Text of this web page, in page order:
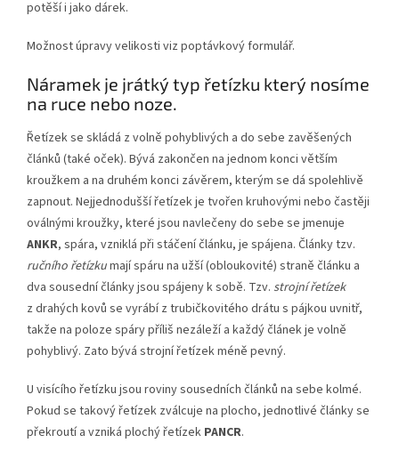
potěší i jako dárek.
Možnost úpravy velikosti viz poptávkový formulář.
Náramek je jrátký typ řetízku který nosíme
na ruce nebo noze.
Řetízek se skládá z volně pohyblivých a do sebe zavěšených
článků (také oček). Bývá zakončen na jednom konci větším
kroužkem a na druhém konci závěrem, kterým se dá spolehlivě
zapnout. Nejjednodušší řetízek je tvořen kruhovými nebo častěji
oválnými kroužky, které jsou navlečeny do sebe se jmenuje
ANKR, spára, vzniklá při stáčení článku, je spájena. Články tzv.
ručního řetízkumají spáru na užší (obloukovité) straně článku a
dva sousední články jsou spájeny k sobě. Tzv. strojní řetízek
z drahých kovů se vyrábí z trubičkovitého drátu s pájkou uvnitř,
takže na poloze spáry příliš nezáleží a každý článek je volně
pohyblivý. Zato bývá strojní řetízek méně pevný.
U visícího řetízku jsou roviny sousedních článků na sebe kolmé.
Pokud se takový řetízek zválcuje na plocho, jednotlivé články se
překroutí a vzniká plochý řetízek PANCR.